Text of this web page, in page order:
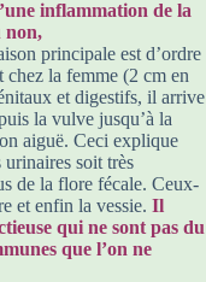
inflammation de la
non,
principale est d’ordre
chez la femme (2 cm en
et digestifs, il arrive
la vulve jusqu’à la
aiguë. Ceci explique
soit très
de la flore fécale. Ceux-
et enfin la vessie. Il
qui ne sont pas du
que l’on ne